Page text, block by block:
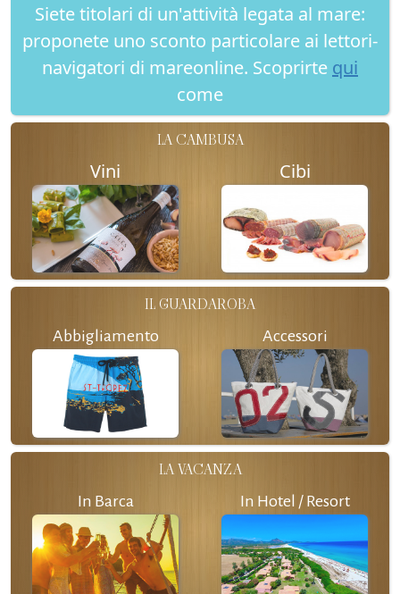
Siete titolari di un'attività legata al mare:
proponete uno sconto particolare ai lettori-
navigatori di mareonline. Scoprirte qui
come
LA CAMBUSA
Vini Cibi
IL GUARDAROBA
Abbigliamento Accessori
LA VACANZA
In Barca In Hotel / Resort